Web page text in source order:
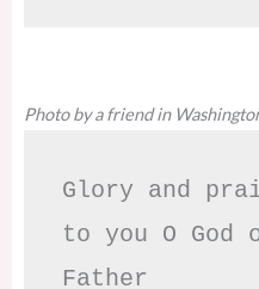
Photo by a friend in
Glory and
to you O God
Father